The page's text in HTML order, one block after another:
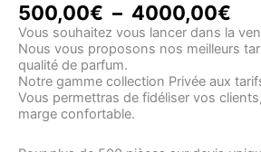
500,00€ – 4000,00€
de
à
Vous souhaitez vous lancer dans la
Nous vous proposons nos meilleurs
qualité de parfum.
Notre gamme collection Privée aux
Vous permettras de fidéliser vos
marge confortable.